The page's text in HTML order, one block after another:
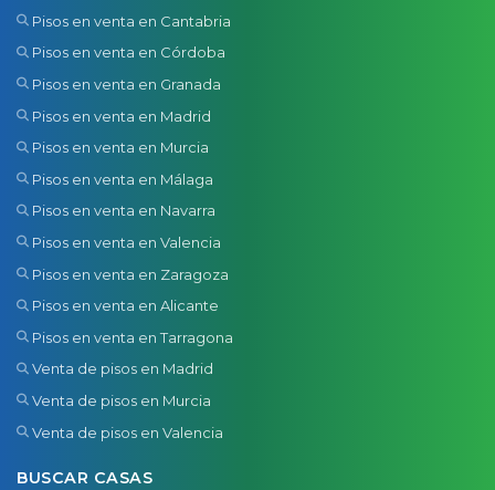
Pisos en venta en Cantabria
Pisos en venta en Córdoba
Pisos en venta en Granada
Pisos en venta en Madrid
Pisos en venta en Murcia
Pisos en venta en Málaga
Pisos en venta en Navarra
Pisos en venta en Valencia
Pisos en venta en Zaragoza
Pisos en venta en Alicante
Pisos en venta en Tarragona
Venta de pisos en Madrid
Venta de pisos en Murcia
Venta de pisos en Valencia
BUSCAR CASAS